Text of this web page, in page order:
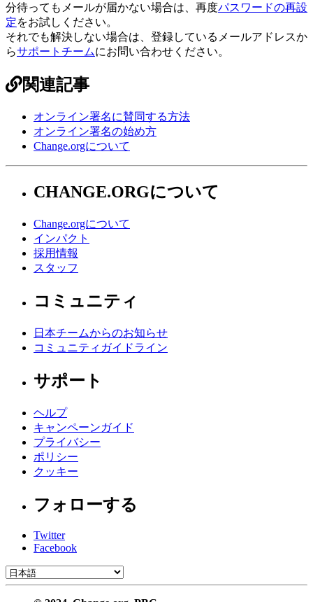
分待って も メ ールが届かない場合は 再度パス ワー ドの再設
定をお試し く ださ い。
それでも解決しない場合は 登録している メ ールア ド レ スか
らサポー ト チー ムにお問い合わせ く ださ い。
関連記事
オンライン署名に賛同する方法
オンライン署名の始め方
Change.orgについて
CHANGE.ORGについて
Change.orgについて
インパクト
採用情報
スタッフ
コミュニティ
日本チームからのお知らせ
コミュニティガイドライン
サポート
ヘルプ
キャンペーンガイド
プライバシー
ポリシー
クッキー
フォローする
Twitter
Facebook